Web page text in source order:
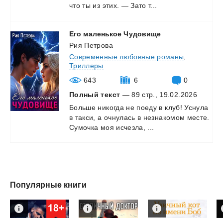
что ты из этих. — Зато т...
Его маленькое Чудовище
Рия Петрова
Современные любовные романы
Триллеры
643
6
0
Полный текст — 89 стр., 19.02.2026
Больше никогда не поеду в клуб! Уснула
в такси, а очнулась в незнакомом месте.
Сумочка моя исчезла,
Популярные книги